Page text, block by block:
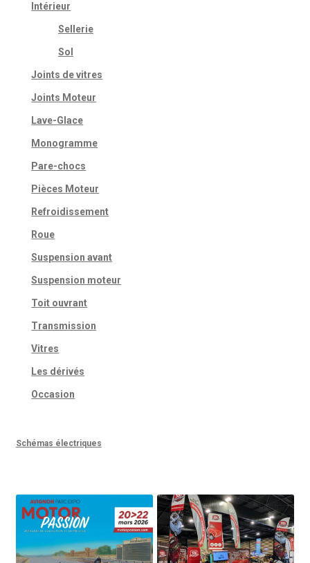
Intérieur
Sellerie
Sol
Joints de vitres
Joints Moteur
Lave-Glace
Monogramme
Pare-chocs
Pièces Moteur
Refroidissement
Roue
Suspension avant
Suspension moteur
Toit ouvrant
Transmission
Vitres
Les dérivés
Occasion
Schémas électriques